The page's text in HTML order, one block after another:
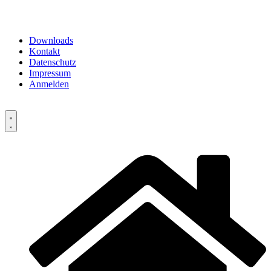
Downloads
Kontakt
Datenschutz
Impressum
Anmelden